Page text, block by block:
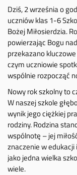
Dziś, 2 września o
uczniów klas 1-6
Bożej Miłosierdzia.
powierzając Bogu
przekazano
czym uczniowie
wspólnie rozpocząć
Nowy rok szkolny to
W naszej szkole
wynik jego ciężkiej
rodziny. Rodzina
wspólnotę – jej
znaczenie w
jako jedna wielka
wiele.